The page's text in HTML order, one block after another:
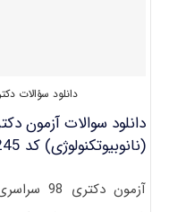
دانلود سؤالات
(نانوبیوتکنولوژی) کد 2245
آزمون